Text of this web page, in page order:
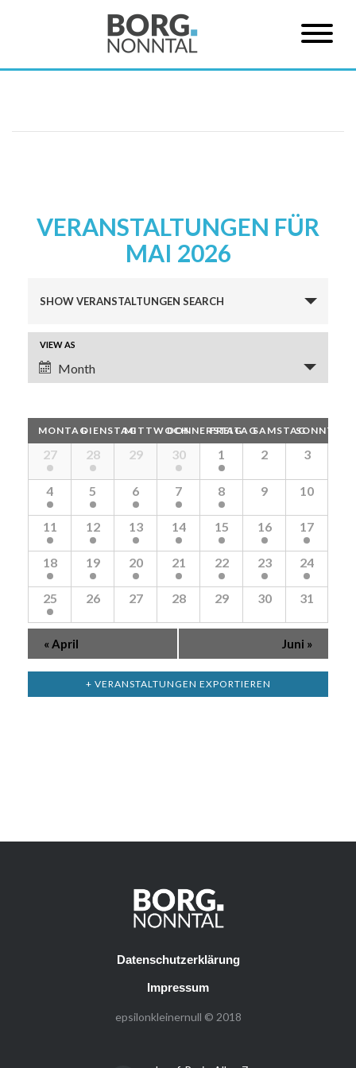
VERANSTALTUNGEN FÜR
MAI 2026
Suche
und
Ansichten,
Navigation
SHOW VERANSTALTUNGEN SEARCH
VERANSTALTUNG
ANSICHTEN-
NAVIGATION
VIEW AS
Month
Kalender
von
Veranstaltungen
Kalender
Veranstaltungen
MONTAGDIENSTAGMITTWOCHDONNERSTAG
FREITAGSAMSTAGSONNTAG
27 28 29 30 1 2 3
4 5 6 7 8 9 10
11 12 13 14 15 16 17
18 19 20 21 22 23 24
25 26 27 28 29 30 31
« April Juni »
+ VERANSTALTUNGEN EXPORTIEREN
Datenschutzerklärung
Impressum
epsilonkleinernull © 2018